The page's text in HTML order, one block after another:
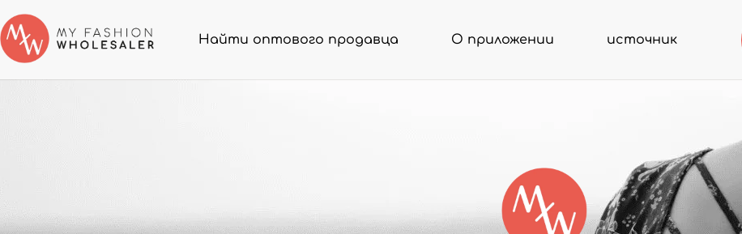
Найти оптового продавца О приложении источник